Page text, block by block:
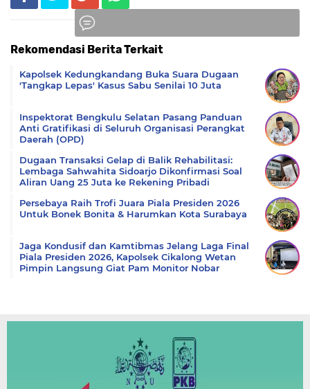
Rekomendasi Berita Terkait
Kapolsek Kedungkandang Buka Suara Dugaan
'Tangkap Lepas' Kasus Sabu Senilai 10 Juta
Inspektorat Bengkulu Selatan Pasang Panduan
Anti Gratifikasi di Seluruh Organisasi Perangkat
Daerah (OPD)
Dugaan Transaksi Gelap di Balik Rehabilitasi:
Lembaga Sahwahita Sidoarjo Dikonfirmasi Soal
Aliran Uang 25 Juta ke Rekening Pribadi
Persebaya Raih Trofi Juara Piala Presiden 2026
Untuk Bonek Bonita & Harumkan Kota Surabaya
Jaga Kondusif dan Kamtibmas Jelang Laga Final
Piala Presiden 2026, Kapolsek Cikalong Wetan
Pimpin Langsung Giat Pam Monitor Nobar